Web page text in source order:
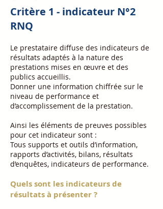
Critère 1 - indicateur N°2
RNQ
Le prestataire diffuse des indicateurs de
résultats adaptés à la nature des
prestations mises en œuvre et des
publics accueillis.
Donner une information chiffrée sur le
niveau de performance et
d’accomplissement de la prestation.
Ainsi les éléments de preuves possibles
pour cet indicateur sont :
Tous supports et outils d’information,
rapports d’activités, bilans, résultats
d’enquêtes, indicateurs de performance.
Quels sont les indicateurs de
résultats à présenter ?